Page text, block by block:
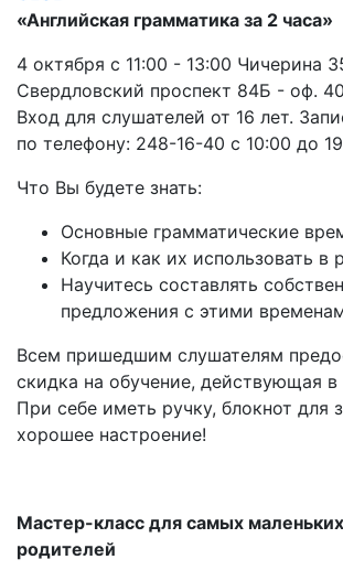
«Английская грамматика за 2 часа»
4 октября с 11:00 - 13:00 Чичерина
Свердловский проспект 84Б - оф.
Вход для слушателей от 16 лет.
по телефону: 248-16-40 с 10:00 до
Что Вы будете знать:
Основные грамматические
Когда и как их использовать в
Научитесь составлять
предложения с этими
Всем пришедшим слушателям
скидка на обучение, действующая
При себе иметь ручку, блокнот для
хорошее настроение!
Мастер-класс для самых
родителей